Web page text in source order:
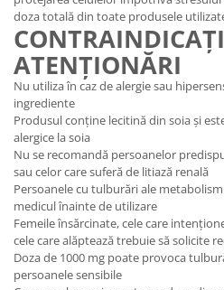
doza totală din toate produsele
ATENȚIONĂRI
Nu utiliza în caz de alergie sau
ingrediente
Produsul conține lecitină din soia și
alergice la soia
Nu se recomandă persoanelor
sau celor care suferă de litiază renală
Persoanele cu tulburări ale
medicul înainte de utilizare
Femeile însărcinate, cele care
cele care alăptează trebuie să solicite
Doza de 1000 mg poate provoca
persoanele sensibile